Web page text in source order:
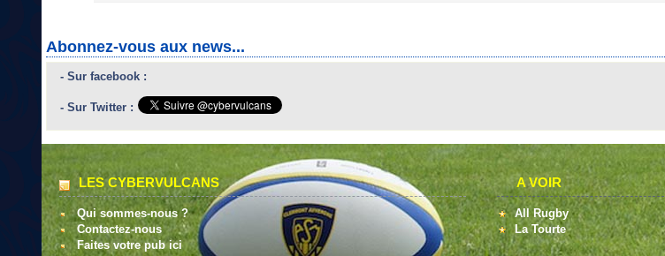
Abonnez-vous aux news...
- Sur facebook :
- Sur Twitter :
LES CYBERVULCANS
Qui sommes-nous ?
Contactez-nous
Faites votre pub ici
A VOIR
All Rugby
La Tourte